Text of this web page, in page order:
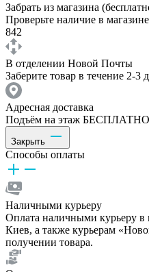
Забрать из магазина
Проверьте наличие в
842
В отделении Новой Почты
Заберите товар в течение 2-3
Адресная доставка
Подъём на этаж БЕСПЛАТНО
Закрыть
Способы оплаты
Наличными курьеру
Оплата наличными курьеру в
Киев, а также курьерам
получении товара.